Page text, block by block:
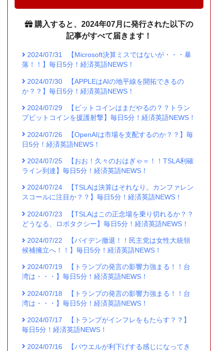
購入すると、2024年07月に発行された以下の
記事がすべて届きます！
2024/07/31
【Microsoft決算ミスではないが・・・暴
落！！】毎日5分！経済英語NEWS！
2024/07/30
【APPLEはAIの地平線を開拓できるの
か？？】毎日5分！経済英語NEWS！
2024/07/29
【ビットコインはまだやるの？？トラン
プビットコインを援護射撃】毎日5分！経済英語NEWS！
2024/07/26
【OpenAIは市場を支配するのか？？】毎
日5分！経済英語NEWS！
2024/07/25
【おお！久々のおはぎゃ＝！！TSLA利確
ライン到達】毎日5分！経済英語NEWS！
2024/07/24
【TSLAは決算はそれなり。カンファレン
スコールに注目か？？】毎日5分！経済英語NEWS！
2024/07/23
【TSLAはこの正念場を乗り切れるか？？
どうなる、ロボタクシー】毎日5分！経済英語NEWS！
2024/07/22
【バイデン撤退！！民主党は女性大統領
候補擁立へ！！】毎日5分！経済英語NEWS！
2024/07/19
【トランプの発言の影響力強まる！！台
湾は・・・】毎日5分！経済英語NEWS！
2024/07/18
【トランプの発言の影響力強まる！！台
湾は・・・】毎日5分！経済英語NEWS！
2024/07/17
【トランプがインフレをもたらす？？】
毎日5分！経済英語NEWS！
2024/07/16
【パウエルが利下げする感じになってき